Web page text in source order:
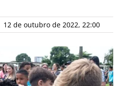
12 de outubro de 2022, 22:00